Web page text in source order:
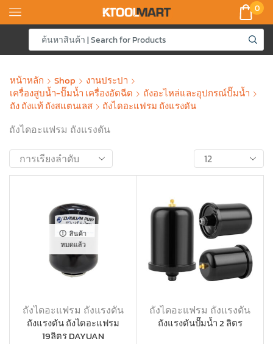
0
หน้าหลัก Shop
งานประปา
เครื่องสูบน้ำ-ปั๊มน้ำ เครื่องอัดฉีด
ถังอะไหล่และอุปกรณ์ปั๊มน้ำ
ถัง ถังแท้ ถังสแตนเลส
ถังไดอะแฟรม ถังแรงดัน
ถังไดอะแฟรม ถังแรงดัน
สินค้า
หมดแล้ว
ถังไดอะแฟรม ถังแรงดัน
ถังแรงดัน ถังไดอะแฟรม
19ลิตร DAYUAN
ถังไดอะแฟรม ถังแรงดัน
ถังแรงดันปั๊มน้ำ 2 ลิตร